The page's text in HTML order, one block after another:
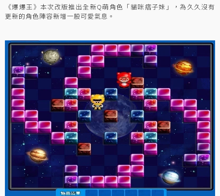
《爆爆王》本次改版推出全新Q萌角色「貓咪痞子妹」，為久久沒有
更新的角色陣容新增一股可愛氣息。